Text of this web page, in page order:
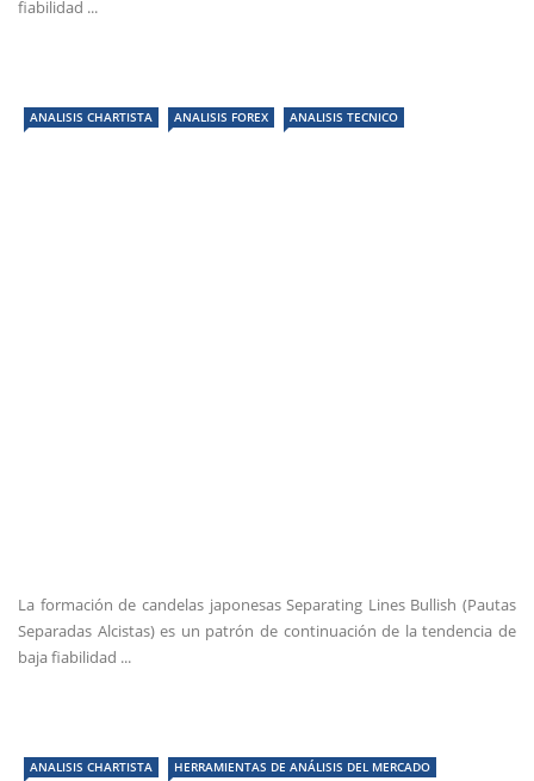
fiabilidad ...
ANALISIS CHARTISTA ANALISIS FOREX ANALISIS TECNICO
La formación de candelas japonesas Separating Lines Bullish (Pautas
Separadas Alcistas) es un patrón de continuación de la tendencia de
baja fiabilidad ...
ANALISIS CHARTISTA HERRAMIENTAS DE ANÁLISIS DEL MERCADO